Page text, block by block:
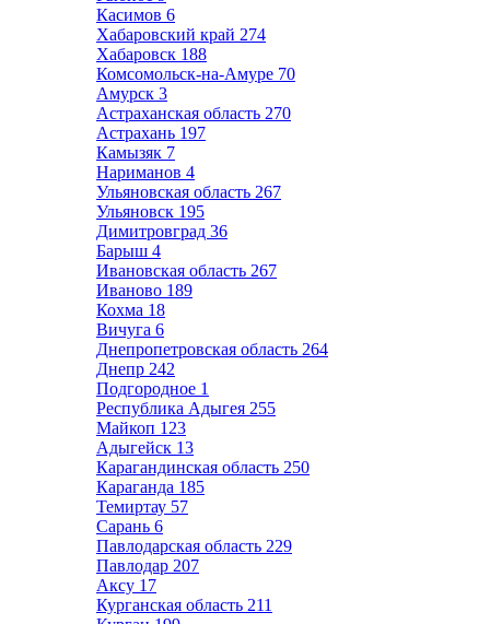
Касимов 6
Хабаровский край 274
Хабаровск 188
Комсомольск-на-Амуре 70
Амурск 3
Астраханская область 270
Астрахань 197
Камызяк 7
Нариманов 4
Ульяновская область 267
Ульяновск 195
Димитровград 36
Барыш 4
Ивановская область 267
Иваново 189
Кохма 18
Вичуга 6
Днепропетровская область 264
Днепр 242
Подгородное 1
Республика Адыгея 255
Майкоп 123
Адыгейск 13
Карагандинская область 250
Караганда 185
Темиртау 57
Сарань 6
Павлодарская область 229
Павлодар 207
Аксу 17
Курганская область 211